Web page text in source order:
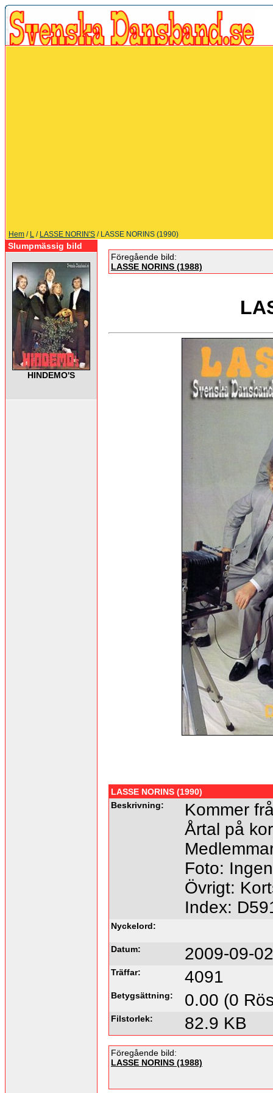
Hem / L / LASSE NORIN'S / LASSE NORINS (1990)
Slumpmässig bild
HINDEMO'S
Föregående bild:
LASSE NORINS (1988)
LASSE NORINS (1990)
Beskrivning:
Kommer
Årtal på
Foto:
Övrigt:
Index:
Nyckelord:
Datum: 2009-09-
Träffar: 4091
Betygsättning: 0.00 (0
Filstorlek: 82.9 KB
Föregående bild:
LASSE NORINS (1988)